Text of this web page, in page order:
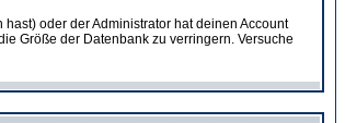
oder der Administrator hat deinen Account
Größe der Datenbank zu verringern. Versuche